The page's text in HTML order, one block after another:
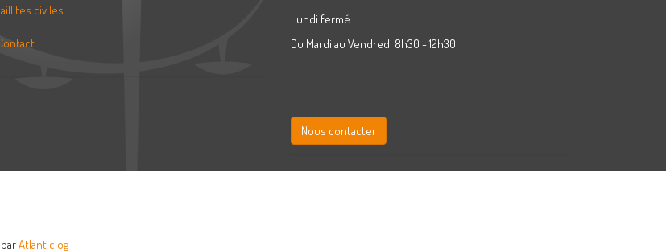
civiles
Lundi fermé
Du Mardi au Vendredi 8h30 - 12h30
Nous contacter
Atlanticlog